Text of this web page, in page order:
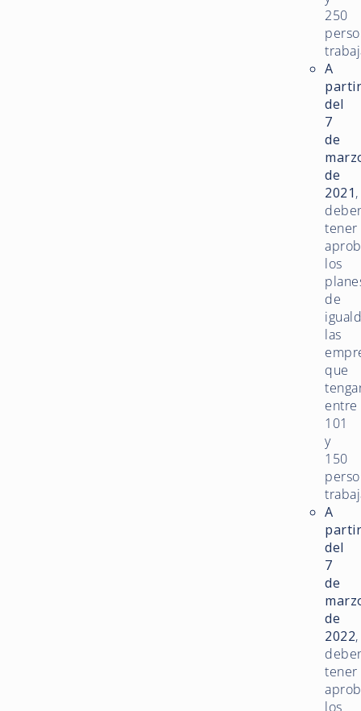
250
A
del
7
de
de
2021,
tener
los
de
las
que
entre
101
y
150
A
del
7
de
de
2022,
tener
los